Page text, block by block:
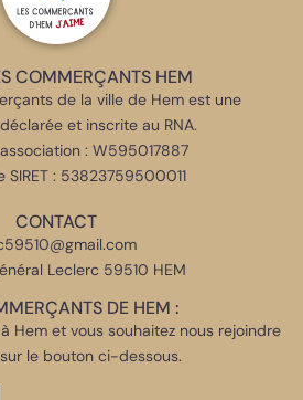
COMMERÇANTS HEM
de la ville de Hem est une
et inscrite au RNA.
: W595017887
SIRET : 53823759500011
CONTACT
Leclerc 59510 HEM
DE HEM :
Hem et vous souhaitez nous rejoindre
le bouton ci-dessous.